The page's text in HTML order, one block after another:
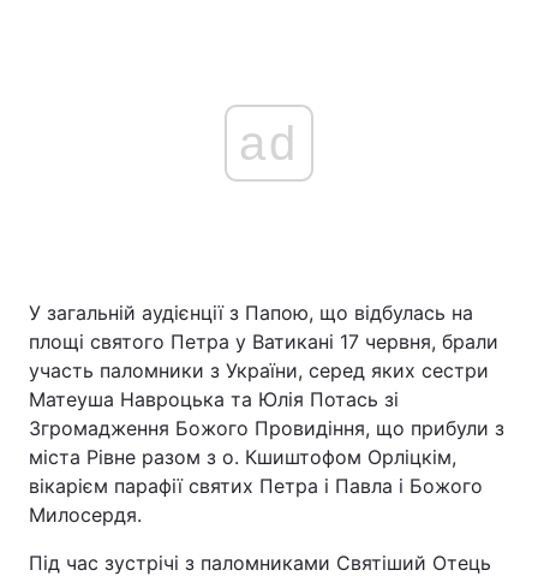
Україна Політика
Економіка Світ
Спорт Наука
Техно і зв'язок Лайт
Зброя Інциденти
ad
У загальній аудієнції з Папою, що відбулась на
площі святого Петра у Ватикані 17 червня, брали
участь паломники з України, серед яких сестри
Матеуша Навроцька та Юлія Потась зі
Згромадження Божого Провидіння, що прибули з
міста Рівне разом з о. Кшиштофом Орліцкім,
вікарієм парафії святих Петра і Павла і Божого
Милосердя.
Під час зустрічі з паломниками Святіший Отець